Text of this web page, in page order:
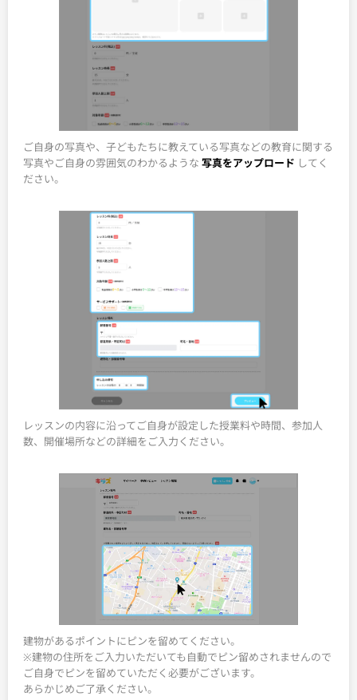
ご自身の写真や、子どもたちに教えている写真などの教育に関する
写真やご自身の雰囲気のわかるような写真をアップロード してく
ださい。
レッスンの内容に沿ってご自身が設定した授業料や時間、参加人
数、開催場所などの詳細をご入力ください。
建物があるポイントにピンを留めてください。
※建物の住所をご入力いただいても自動でピン留めされませんので
ご自身でピンを留めていただく必要がございます。
あらかじめご了承ください。